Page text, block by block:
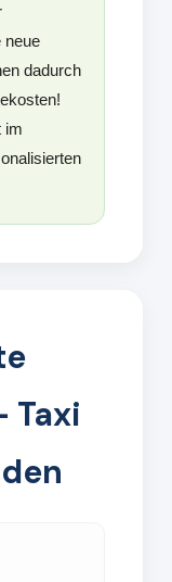
neue
dadurch
im
Taxi